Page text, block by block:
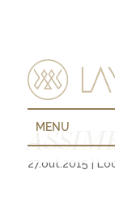
MENU
27.out.2015 |